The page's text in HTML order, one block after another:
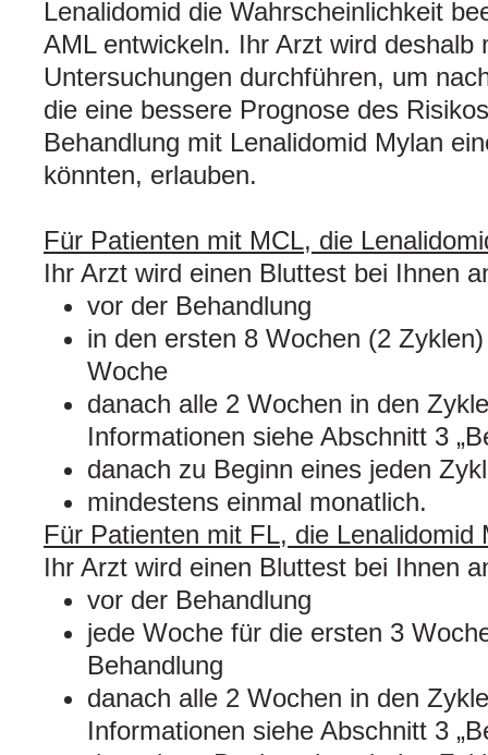
Lenalidomid die Wahrscheinlichkeit
AML entwickeln. Ihr Arzt wird deshalb
Untersuchungen durchführen, um
die eine bessere Prognose des
Behandlung mit Lenalidomid Mylan
könnten, erlauben.
Für Patienten mit MCL, die
Ihr Arzt wird einen Bluttest bei Ihnen
vor der Behandlung
in den ersten 8 Wochen (2
Woche
danach alle 2 Wochen in den
Informationen siehe Abschnitt 3
danach zu Beginn eines jeden
mindestens einmal monatlich.
Für Patienten mit FL, die Lenalidomid
Ihr Arzt wird einen Bluttest bei Ihnen
vor der Behandlung
jede Woche für die ersten 3
Behandlung
danach alle 2 Wochen in den
Informationen siehe Abschnitt 3